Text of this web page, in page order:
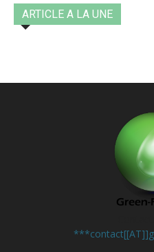
ARTICLE A LA UNE